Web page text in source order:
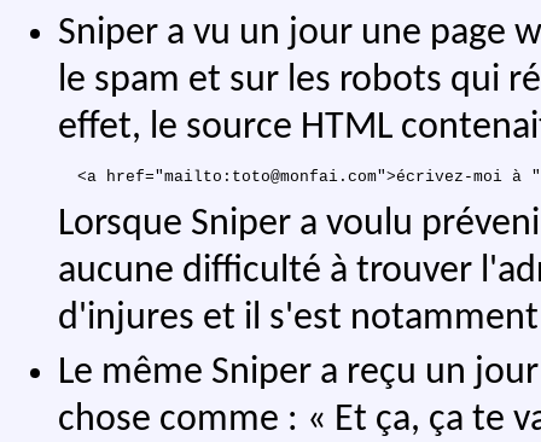
Sniper a vu un jour une page
le spam et sur les robots qui
effet, le source HTML
Lorsque Sniper a voulu
aucune difficulté à trouver
d'injures et il s'est
Le même Sniper a reçu un
chose comme : « Et ça, ça te